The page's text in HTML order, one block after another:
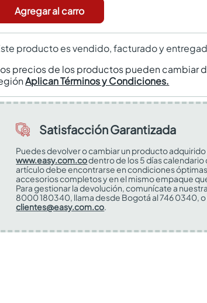
Agregar al carro
producto es vendido, facturado y
precios de los productos pueden cambiar
Aplican Términos y Condiciones.
Satisfacción Garantizada
Puedes devolver o cambiar un producto adquirido
www.easy.com.codentro de los 5 días calendario
artículo debe encontrarse en condiciones
accesorios completos y en el mismo empaque
Para gestionar la devolución, comunícate a
8000 180340, llama desde Bogotá al 746 0340, o
clientes@easy.com.co.